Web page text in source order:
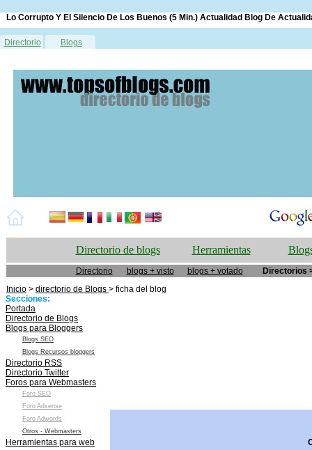
Lo Corrupto Y El Silencio De Los Buenos (5 Min.) Actualidad Blog De
Directorio Blogs
Directorio de blogs Herramientas
Directorio blogs + visto blogs + votado
Directorios
Inicio > directorio de Blogs > ficha del blog
Secciones:
Portada
Directorio de Blogs
Blogs para Bloggers
Blogs SEO
Blogs Recursos bloggers
Directorio RSS
Directorio Twitter
Foros para Webmasters
Foro SEO
Foro Adsense
Foro Adwords
Otros - Webmasters
Herramientas para web